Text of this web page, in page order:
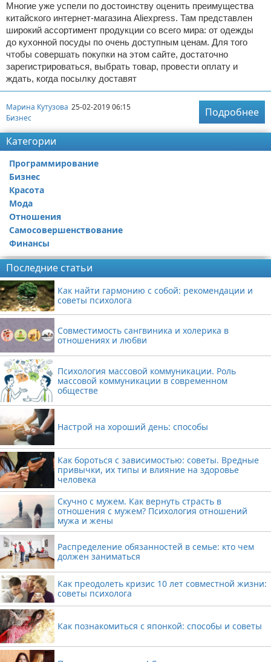
Многие уже успели по достоинству оценить преимущества
китайского интернет-магазина Aliexpress. Там представлен
широкий ассортимент продукции со всего мира: от одежды
до кухонной посуды по очень доступным ценам. Для того
чтобы совершать покупки на этом сайте, достаточно
зарегистрироваться, выбрать товар, провести оплату и
ждать, когда посылку доставят
Марина Кутузова 25-02-2019 06:15
Бизнес
Подробнее
Категории
Программирование
Бизнес
Красота
Мода
Отношения
Самосовершенствование
Финансы
Последние статьи
Как найти гармонию с собой: рекомендации и
советы психолога
Совместимость сангвиника и холерика в
отношениях и любви
Психология массовой коммуникации. Роль
массовой коммуникации в современном
обществе
Настрой на хороший день: способы
Как бороться с зависимостью: советы. Вредные
привычки, их типы и влияние на здоровье
человека
Скучно с мужем. Как вернуть страсть в
отношения с мужем? Психология отношений
мужа и жены
Распределение обязанностей в семье: кто чем
должен заниматься
Как преодолеть кризис 10 лет совместной жизни:
советы психолога
Как познакомиться с японкой: способы и советы